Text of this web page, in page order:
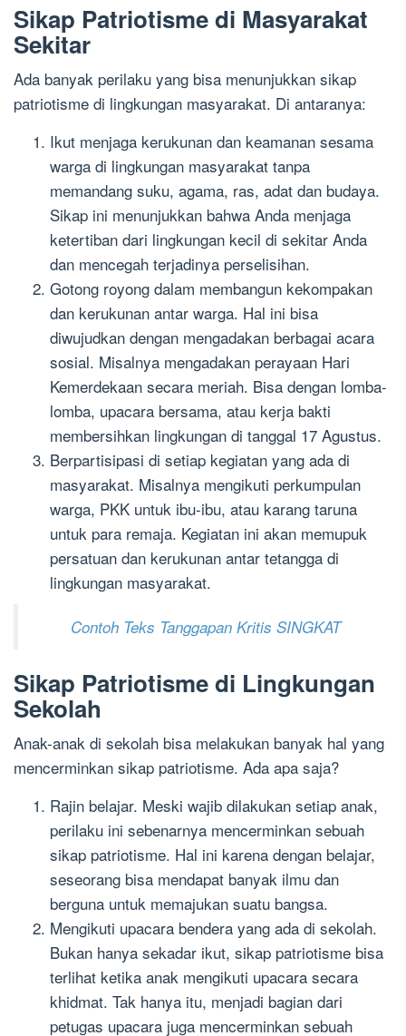
Sikap Patriotisme di Masyarakat
Sekitar
Ada banyak perilaku yang bisa menunjukkan sikap
patriotisme di lingkungan masyarakat. Di antaranya:
Ikut menjaga kerukunan dan keamanan sesama
warga di lingkungan masyarakat tanpa
memandang suku, agama, ras, adat dan budaya.
Sikap ini menunjukkan bahwa Anda menjaga
ketertiban dari lingkungan kecil di sekitar Anda
dan mencegah terjadinya perselisihan.
Gotong royong dalam membangun kekompakan
dan kerukunan antar warga. Hal ini bisa
diwujudkan dengan mengadakan berbagai acara
sosial. Misalnya mengadakan perayaan Hari
Kemerdekaan secara meriah. Bisa dengan lomba-
lomba, upacara bersama, atau kerja bakti
membersihkan lingkungan di tanggal 17 Agustus.
Berpartisipasi di setiap kegiatan yang ada di
masyarakat. Misalnya mengikuti perkumpulan
warga, PKK untuk ibu-ibu, atau karang taruna
untuk para remaja. Kegiatan ini akan memupuk
persatuan dan kerukunan antar tetangga di
lingkungan masyarakat.
Contoh Teks Tanggapan Kritis SINGKAT
Sikap Patriotisme di Lingkungan
Sekolah
Anak-anak di sekolah bisa melakukan banyak hal yang
mencerminkan sikap patriotisme. Ada apa saja?
Rajin belajar. Meski wajib dilakukan setiap anak,
perilaku ini sebenarnya mencerminkan sebuah
sikap patriotisme. Hal ini karena dengan belajar,
seseorang bisa mendapat banyak ilmu dan
berguna untuk memajukan suatu bangsa.
Mengikuti upacara bendera yang ada di sekolah.
Bukan hanya sekadar ikut, sikap patriotisme bisa
terlihat ketika anak mengikuti upacara secara
khidmat. Tak hanya itu, menjadi bagian dari
petugas upacara juga mencerminkan sebuah